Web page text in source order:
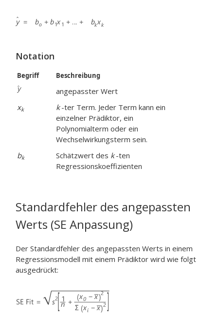
Notation
Begriff Beschreibung
angepasster Wert
xk k -ter Term. Jeder Term kann ein
einzelner Prädiktor, ein
Polynomialterm oder ein
Wechselwirkungsterm sein.
bk Schätzwert des k -ten
Regressionskoeffizienten
Standardfehler des angepassten
Werts (SE Anpassung)
Der Standardfehler des angepassten Werts in einem
Regressionsmodell mit einem Prädiktor wird wie folgt
ausgedrückt: